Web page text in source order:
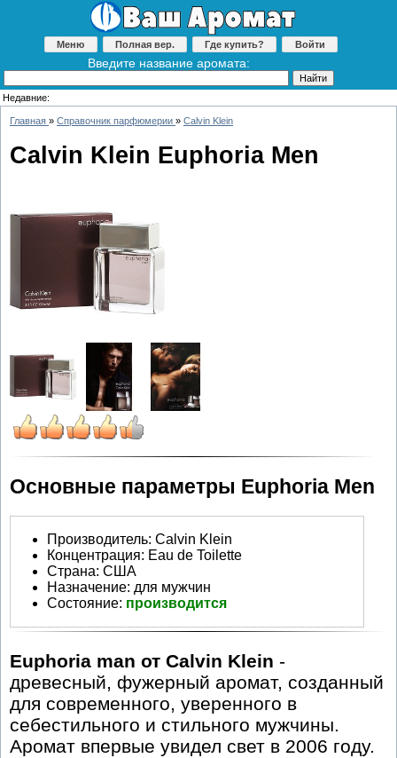
Меню Полная вер. Где купить? Войти
Введите название аромата:
Недавние:
Главная » Справочник парфюмерии » Calvin Klein
Calvin Klein Euphoria Men
Основные параметры Euphoria Men
Производитель: Calvin Klein
Концентрация: Eau de Toilette
Страна: США
Назначение: для мужчин
Состояние: производится
Euphoria man от Calvin Klein -
древесный, фужерный аромат, созданный
для современного, уверенного в
себестильного и стильного мужчины.
Аромат впервые увидел свет в 2006 году.